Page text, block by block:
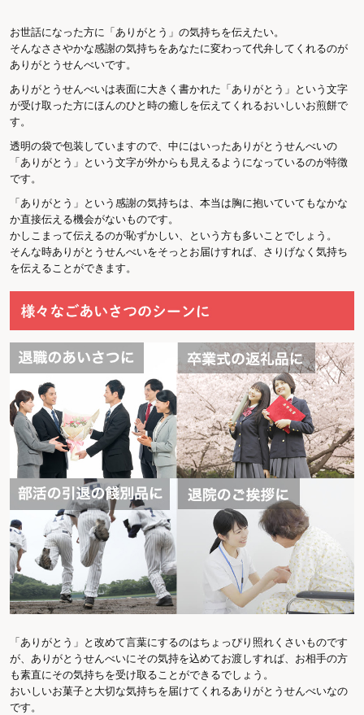
お世話になった方に「ありがとう」の気持ちを伝えたい。
そんなささやかな感謝の気持ちをあなたに変わって代弁してくれるのが
ありがとうせんべいです。
ありがとうせんべいは表面に大きく書かれた「ありがとう」という文字
が受け取った方にほんのひと時の癒しを伝えてくれるおいしいお煎餅で
す。
透明の袋で包装していますので、中にはいったありがとうせんべいの
「ありがとう」という文字が外からも見えるようになっているのが特徴
です。
「ありがとう」という感謝の気持ちは、本当は胸に抱いていてもなかな
か直接伝える機会がないものです。
かしこまって伝えるのが恥ずかしい、という方も多いことでしょう。
そんな時ありがとうせんべいをそっとお届けすれば、さりげなく気持ち
を伝えることができます。
「ありがとう」と改めて言葉にするのはちょっぴり照れくさいものです
が、ありがとうせんべいにその気持を込めてお渡しすれば、お相手の方
も素直にその気持ちを受け取ることができるでしょう。
おいしいお菓子と大切な気持ちを届けてくれるありがとうせんべいなの
です。